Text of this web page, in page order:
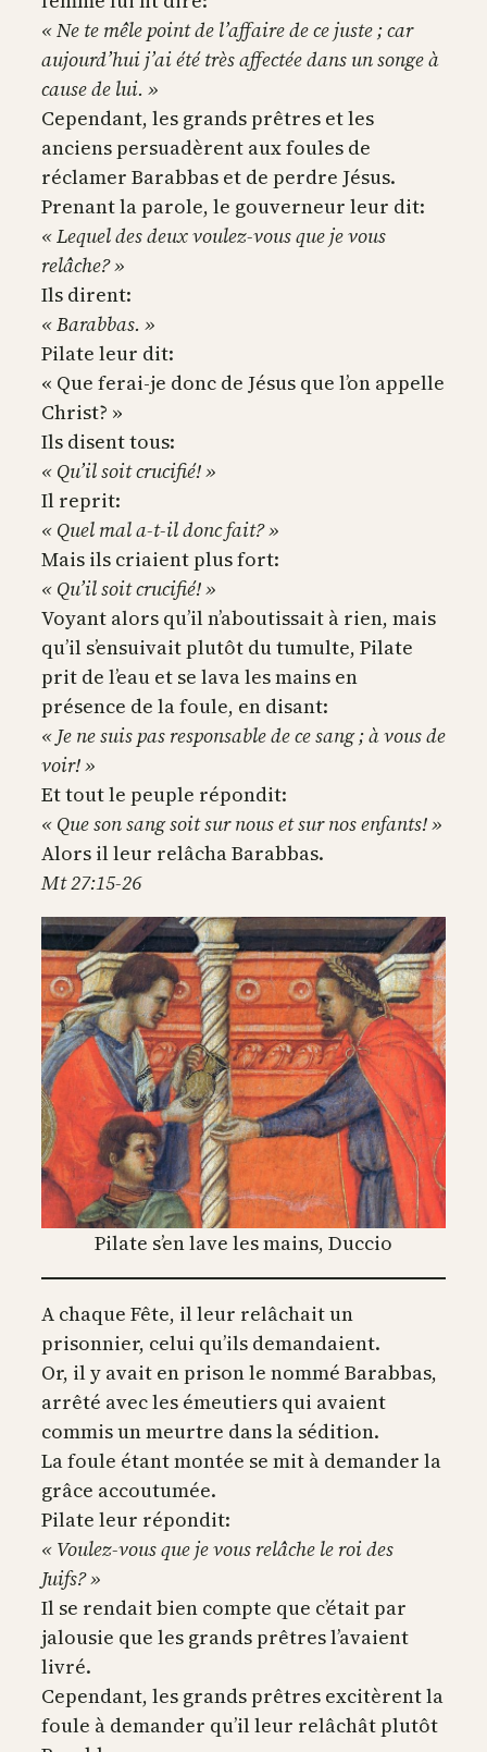
« Ne te mêle point de l’affaire de ce juste ; car
aujourd’hui j’ai été très affectée dans un songe à
cause de lui. »
Cependant, les grands prêtres et les
anciens persuadèrent aux foules de
réclamer Barabbas et de perdre Jésus.
Prenant la parole, le gouverneur leur dit:
« Lequel des deux voulez-vous que je vous
relâche? »
Ils dirent:
« Barabbas. »
Pilate leur dit:
« Que ferai-je donc de Jésus que l’on appelle
Christ? »
Ils disent tous:
« Qu’il soit crucifié! »
Il reprit:
« Quel mal a-t-il donc fait? »
Mais ils criaient plus fort:
« Qu’il soit crucifié! »
Voyant alors qu’il n’aboutissait à rien, mais
qu’il s’ensuivait plutôt du tumulte, Pilate
prit de l’eau et se lava les mains en
présence de la foule, en disant:
« Je ne suis pas responsable de ce sang ; à vous de
voir! »
Et tout le peuple répondit:
« Que son sang soit sur nous et sur nos enfants! »
Alors il leur relâcha Barabbas.
Mt 27:15-26
Pilate s’en lave les mains, Duccio
A chaque Fête, il leur relâchait un
prisonnier, celui qu’ils demandaient.
Or, il y avait en prison le nommé Barabbas,
arrêté avec les émeutiers qui avaient
commis un meurtre dans la sédition.
La foule étant montée se mit à demander la
grâce accoutumée.
Pilate leur répondit:
« Voulez-vous que je vous relâche le roi des
Juifs? »
Il se rendait bien compte que c’était par
jalousie que les grands prêtres l’avaient
livré.
Cependant, les grands prêtres excitèrent la
foule à demander qu’il leur relâchât plutôt